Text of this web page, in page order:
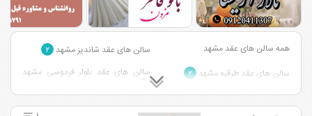
همه سالن های عقد مشهد سالن های عقد شاندیز مشهد ۲
سالن های عقد طرقبه مشهد ۲ سالن های عقد بلوار فردوسی مشهد
سالن های عقد احمد آباد مشهد ۲ سالن های عقد قاسم آباد مشهد ۱